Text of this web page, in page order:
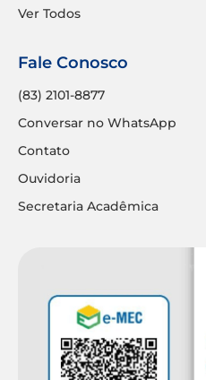
Ver Todos
Fale Conosco
(83) 2101-8877
Conversar no WhatsApp
Contato
Ouvidoria
Secretaria Acadêmica